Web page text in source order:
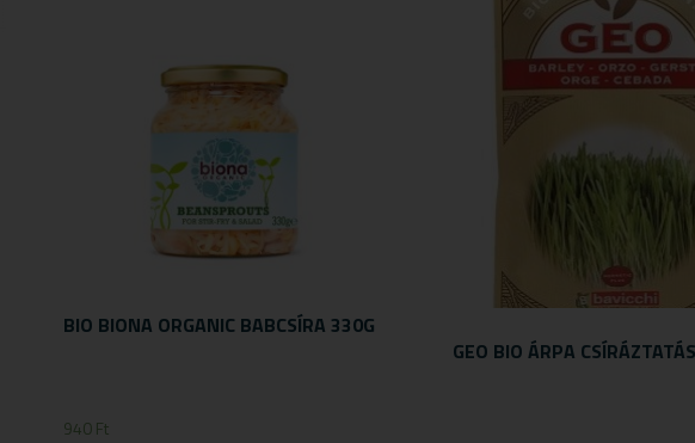
BIO BIONA ORGANIC BABCSÍRA 330G
940Ft
GEO BIO ÁRPA